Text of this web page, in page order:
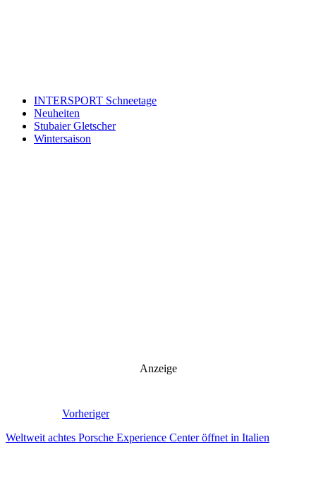
INTERSPORT Schneetage
Neuheiten
Stubaier Gletscher
Wintersaison
Anzeige
Vorheriger
Weltweit achtes Porsche Experience Center öffnet in Italien